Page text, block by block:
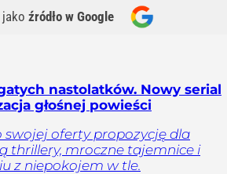
jako źródło w Google
nastolatków. Nowy serial
głośnej powieści
swojej oferty propozycję dla
thrillery, mroczne tajemnice i
z niepokojem w tle.